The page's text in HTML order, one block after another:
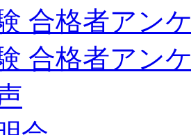
合格者アン
合格者アン